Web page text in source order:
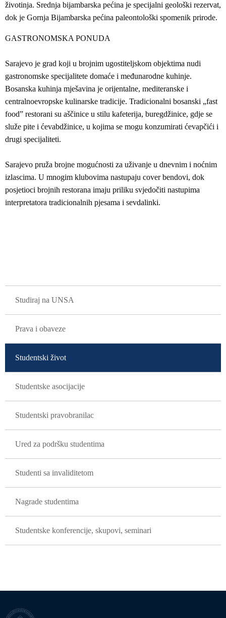
životinja. Srednja bijambarska pećina je specijalni geološki rezervat,
dok je Gornja Bijambarska pećina paleontološki spomenik prirode.
GASTRONOMSKA PONUDA
Sarajevo je grad koji u brojnim ugostiteljskom objektima nudi
gastronomske specijalitete domaće i međunarodne kuhinje.
Bosanska kuhinja mješavina je orijentalne, mediteranske i
centralnoevropske kulinarske tradicije. Tradicionalni bosanski „fast
food” restorani su aščinice u stilu kafeterija, buregdžinice, gdje se
služe pite i ćevabdžinice, u kojima se mogu konzumirati ćevapčići i
drugi specijaliteti.
Sarajevo pruža brojne mogućnosti za uživanje u dnevnim i noćnim
izlascima. U mnogim klubovima nastupaju cover bendovi, dok
posjetioci brojnih restorana imaju priliku svjedočiti nastupima
interpretatora tradicionalnih pjesama i sevdalinki.
Studiraj na UNSA
Prava i obaveze
Studentski život
Studentske asocijacije
Studentski pravobranilac
Ured za podršku studentima
Studenti sa invaliditetom
Nagrade studentima
Studentske konferencije, skupovi, seminari